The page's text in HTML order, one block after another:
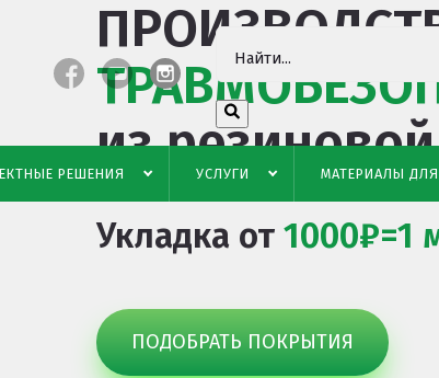
РЕШЕНИЯ УСЛУГИ МАТЕРИАЛЫ
из
Укладка от 1000₽=1
ПОДОБРАТЬ ПОКРЫТИЯ